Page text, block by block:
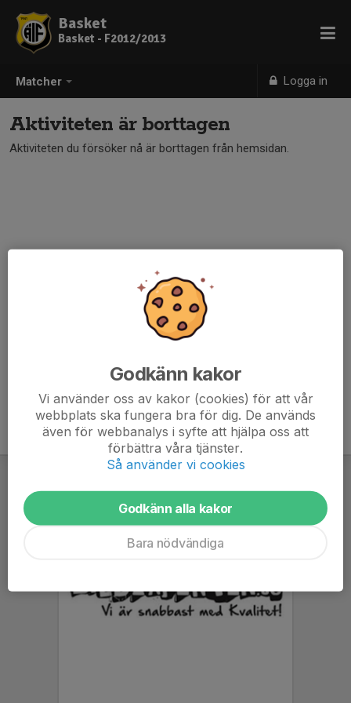
Matcher Logga in
Basket
Basket - F2012/2013
Aktiviteten är borttagen
Aktiviteten du försöker nå är borttagen från hemsidan.
Godkänn kakor
Vi använder oss av kakor (cookies) för att vår
webbplats ska fungera bra för dig. De används
även för webbanalys i syfte att hjälpa oss att
förbättra våra tjänster.
Så använder vi cookies
Godkänn alla kakor
Bara nödvändiga